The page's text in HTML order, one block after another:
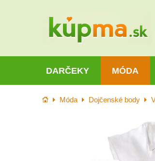
DARČEKY MÓDA
Úvod Móda Dojčenské body